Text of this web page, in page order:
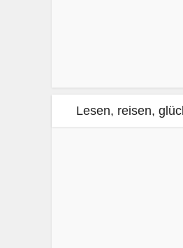
Lesen, reisen,